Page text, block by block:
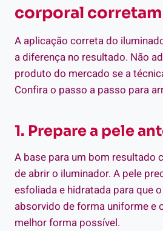
corporal
A aplicação correta do
a diferença no resultado. Não
produto do mercado se a
Confira o passo a passo para
1. Prepare a pele
A base para um bom resultado
de abrir o iluminador. A pele
esfoliada e hidratada para que
absorvido de forma uniforme e
melhor forma possível.